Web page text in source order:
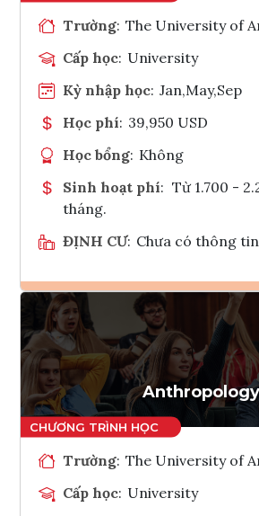
Trường: The University of
Cấp học: University
Kỳ nhập học: Jan,May,Sep
Học phí: 39,950 USD
Học bổng: Không
Sinh hoạt phí: Từ 1.700 -
tháng.
ĐỊNH CƯ: Chưa có thông tin
Ghi danh
Tham vấn
Anthropology
Trường: The University of
Cấp học: University